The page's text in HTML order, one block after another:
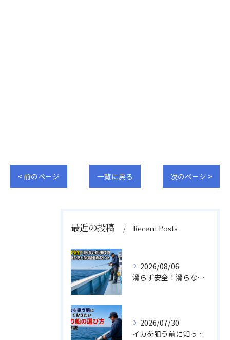
< 前のページ 一覧に戻る 次のページ >
最近の投稿 Recent Posts
2026/08/06
滑らず安全！滑らない釣り船での靴の選び方とNG回避のポイント
2026/07/30
イカを狙う前に知っておきたい釣り船の選び方を解説